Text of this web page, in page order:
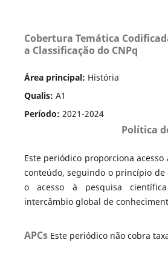
Cobertura Temática
a Classificação do CNPq
Área principal: História
Qualis: A1
Período: 2021-2024
Política
Este periódico proporciona
conteúdo, seguindo o princípio
o acesso à pesquisa
intercâmbio global de
APCs Este periódico não cobra